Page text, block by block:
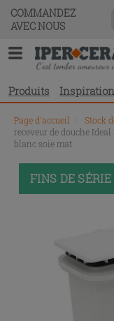
COMMANDEZ
AVEC NOUS
Produits
Page d'accueil Stock
receveur de douche
blanc soie mat
PROMO
FINS DE SÉRIE